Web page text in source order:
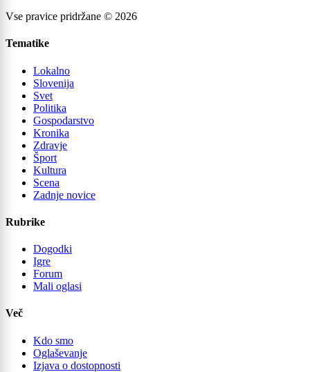
Vse pravice pridržane © 2026
Tematike
Lokalno
Slovenija
Svet
Politika
Gospodarstvo
Kronika
Zdravje
Šport
Kultura
Scena
Zadnje novice
Rubrike
Dogodki
Igre
Forum
Mali oglasi
Več
Kdo smo
Oglaševanje
Izjava o dostopnosti